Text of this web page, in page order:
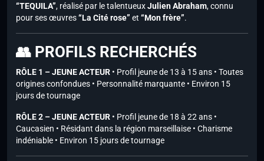
“TEQUILA”, réalisé par le talentueuxJulien Abraham, connu
pour ses œuvres“La Cité rose” et “Mon frère”.
👥 PROFILS RECHERCHÉS
RÔLE 1 – JEUNE ACTEUR • Profil jeune de 13 à 15 ans • Toutes
origines confondues • Personnalité marquante • Environ 15
jours de tournage
RÔLE 2 – JEUNE ACTEUR • Profil jeune de 18 à 22 ans •
Caucasien • Résidant dans la région marseillaise • Charisme
indéniable • Environ 15 jours de tournage